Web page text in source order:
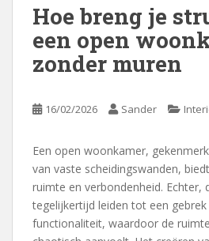
Hoe breng je
een open
zonder muren
16/02/2026 Sander
Een open woonkamer,
van vaste scheidingswanden,
ruimte en verbondenheid. Echter,
tegelijkertijd leiden tot een
functionaliteit, waardoor de